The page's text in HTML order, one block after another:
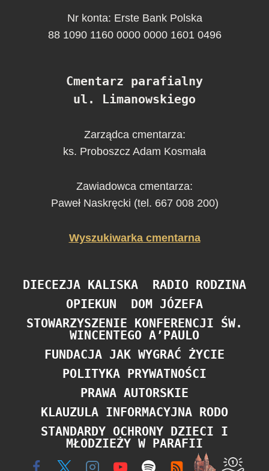
Nr konta: Erste Bank Polska
88 1090 1160 0000 0000 1601 0496
Cmentarz parafialny
ul. Limanowskiego
Zarządca cmentarza:
ks. Proboszcz Adam Kosmała
Zawiadowca cmentarza:
Paweł Naskręcki (tel. 667 008 200)
Wyszukiwarka cmentarna
DIECEZJA KALISKA
RADIO RODZINA
OPIEKUN
DOM JÓZEFA
STOWARZYSZENIE KONFERENCJI ŚW.
WINCENTEGO A’PAULO
FUNDACJA JAK WYGRAĆ ŻYCIE
POLITYKA PRYWATNOŚCI
PRAWA AUTORSKIE
KLAUZULA INFORMACYJNA RODO
STANDARDY OCHRONY DZIECI I
MŁODZIEŻY W PARAFII